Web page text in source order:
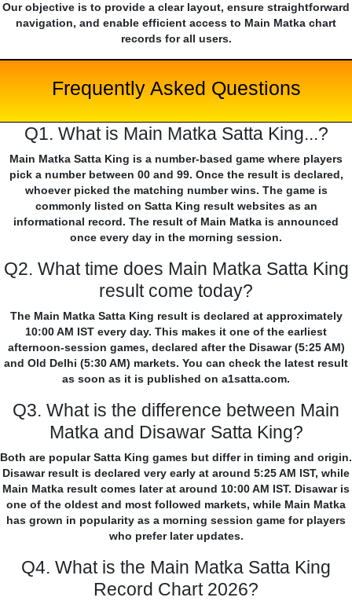
Our objective is to provide a clear layout, ensure straightforward
navigation, and enable efficient access to Main Matka chart
records for all users.
Frequently Asked Questions
Q1. What is Main Matka Satta King...?
Main Matka Satta King is a number-based game where players
pick a number between 00 and 99. Once the result is declared,
whoever picked the matching number wins. The game is
commonly listed on Satta King result websites as an
informational record. The result of Main Matka is announced
once every day in the morning session.
Q2. What time does Main Matka Satta King
result come today?
The Main Matka Satta King result is declared at approximately
10:00 AM IST every day. This makes it one of the earliest
afternoon-session games, declared after the Disawar (5:25 AM)
and Old Delhi (5:30 AM) markets. You can check the latest result
as soon as it is published on a1satta.com.
Q3. What is the difference between Main
Matka and Disawar Satta King?
Both are popular Satta King games but differ in timing and origin.
Disawar result is declared very early at around 5:25 AM IST, while
Main Matka result comes later at around 10:00 AM IST. Disawar is
one of the oldest and most followed markets, while Main Matka
has grown in popularity as a morning session game for players
who prefer later updates.
Q4. What is the Main Matka Satta King
Record Chart 2026?